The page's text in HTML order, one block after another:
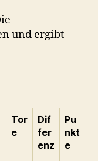
und ergibt
Tor
e
Dif
fer
enz
Pu
nkt
e